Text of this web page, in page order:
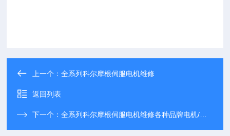
上一个：全系列科尔摩根伺服电机维修
返回列表
下一个：全系列科尔摩根伺服电机维修各种品牌电机/维修